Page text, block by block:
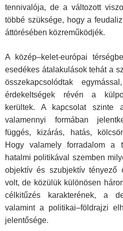
tennivalója, de a változott
többé szüksége, hogy a
áttörésében közreműködjék.
A közép–kelet-európai
esedékes átalakulások tehát a
összekapcsolódtak
érdekeltségek révén a
kerültek. A kapcsolat szinte
valamennyi formában
függés, kizárás, hatás,
Hogy valamely forradalom a
hatalmi politikával szemben
objektív és szubjektív tényező
volt, de közülük különösen
célkitűzés karakterének, a
valamint a politikai–földrajzi
jelentősége.